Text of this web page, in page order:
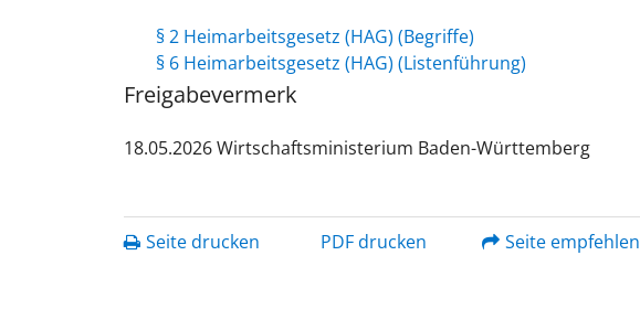
§ 2 Heimarbeitsgesetz (HAG) (Begriffe)
§ 6 Heimarbeitsgesetz (HAG) (Listenführung)
Freigabevermerk
18.05.2026 Wirtschaftsministerium Baden-Württemberg
Seite drucken PDF drucken Seite empfehlen